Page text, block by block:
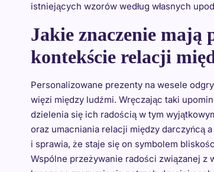
istniejących wzorów według własnych
Jakie znaczenie mają
kontekście relacji
Personalizowane prezenty na wesele
więzi między ludźmi. Wręczając taki
dzielenia się ich radością w tym
oraz umacniania relacji między darczyńcą
i sprawia, że staje się on symbolem
Wspólne przeżywanie radości związanej z